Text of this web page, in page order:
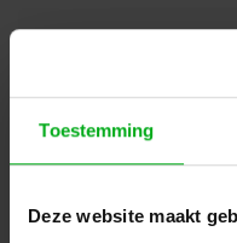
Toestemming
Deze website maakt
helpen u graag verder met
info@podiumtechniek.nlof